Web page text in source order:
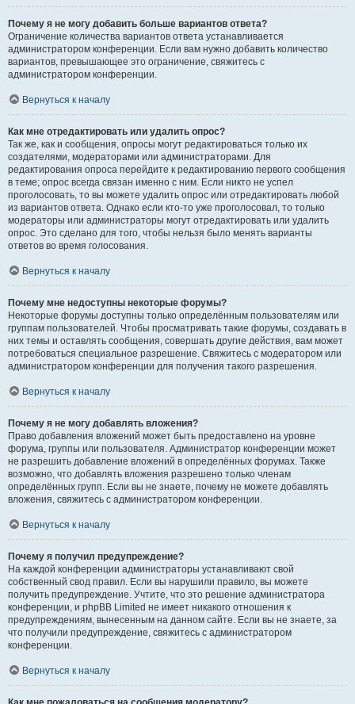
Почему я не могу добавить больше вариантов ответа?
Ограничение количества вариантов ответа устанавливается
администратором конференции. Если вам нужно добавить количество
вариантов, превышающее это ограничение, свяжитесь с
администратором конференции.
Вернуться к началу
Как мне отредактировать или удалить опрос?
Так же, как и сообщения, опросы могут редактироваться только их
создателями, модераторами или администраторами. Для
редактирования опроса перейдите к редактированию первого сообщения
в теме; опрос всегда связан именно с ним. Если никто не успел
проголосовать, то вы можете удалить опрос или отредактировать любой
из вариантов ответа. Однако если кто-то уже проголосовал, то только
модераторы или администраторы могут отредактировать или удалить
опрос. Это сделано для того, чтобы нельзя было менять варианты
ответов во время голосования.
Вернуться к началу
Почему мне недоступны некоторые форумы?
Некоторые форумы доступны только определённым пользователям или
группам пользователей. Чтобы просматривать такие форумы, создавать в
них темы и оставлять сообщения, совершать другие действия, вам может
потребоваться специальное разрешение. Свяжитесь с модератором или
администратором конференции для получения такого разрешения.
Вернуться к началу
Почему я не могу добавлять вложения?
Право добавления вложений может быть предоставлено на уровне
форума, группы или пользователя. Администратор конференции может
не разрешить добавление вложений в определённых форумах. Также
возможно, что добавлять вложения разрешено только членам
определённых групп. Если вы не знаете, почему не можете добавлять
вложения, свяжитесь с администратором конференции.
Вернуться к началу
Почему я получил предупреждение?
На каждой конференции администраторы устанавливают свой
собственный свод правил. Если вы нарушили правило, вы можете
получить предупреждение. Учтите, что это решение администратора
конференции, и phpBB Limited не имеет никакого отношения к
предупреждениям, вынесенным на данном сайте. Если вы не знаете, за
что получили предупреждение, свяжитесь с администратором
конференции.
Вернуться к началу